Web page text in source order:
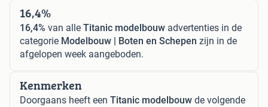
16,4%
16,4% van alle Titanic modelbouw advertenties in de
categorie Modelbouw | Boten en Schepen zijn in de
afgelopen week aangeboden.
Kenmerken
Doorgaans heeft een Titanic modelbouw de volgende